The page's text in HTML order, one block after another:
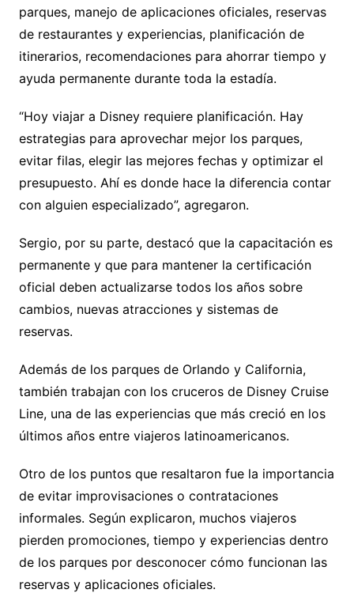
parques, manejo de aplicaciones oficiales, reservas
de restaurantes y experiencias, planificación de
itinerarios, recomendaciones para ahorrar tiempo y
ayuda permanente durante toda la estadía.
“Hoy viajar a Disney requiere planificación. Hay
estrategias para aprovechar mejor los parques,
evitar filas, elegir las mejores fechas y optimizar el
presupuesto. Ahí es donde hace la diferencia contar
con alguien especializado”, agregaron.
Sergio, por su parte, destacó que la capacitación es
permanente y que para mantener la certificación
oficial deben actualizarse todos los años sobre
cambios, nuevas atracciones y sistemas de
reservas.
Además de los parques de Orlando y California,
también trabajan con los cruceros de Disney Cruise
Line, una de las experiencias que más creció en los
últimos años entre viajeros latinoamericanos.
Otro de los puntos que resaltaron fue la importancia
de evitar improvisaciones o contrataciones
informales. Según explicaron, muchos viajeros
pierden promociones, tiempo y experiencias dentro
de los parques por desconocer cómo funcionan las
reservas y aplicaciones oficiales.